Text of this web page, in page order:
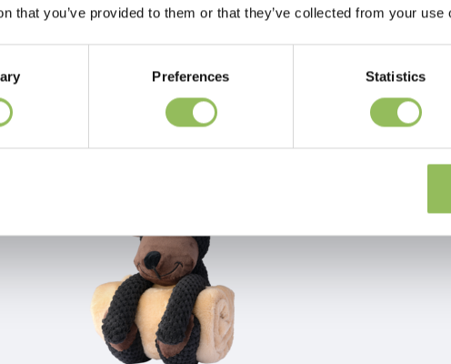
that you’ve provided to them or that they’ve collected from your
Preferences Statistics